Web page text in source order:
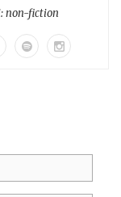
non-fiction